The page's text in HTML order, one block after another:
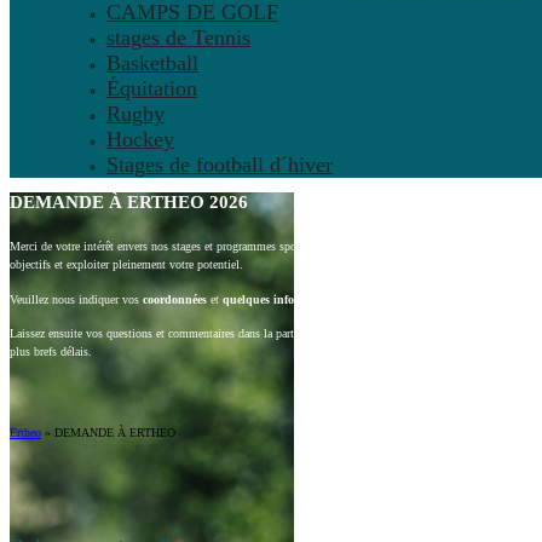
CAMPS DE GOLF
stages de Tennis
Basketball
Équitation
Rugby
Hockey
Stages de football d´hiver
DEMANDE À ERTHEO 2026
Merci de votre intérêt envers nos stages et programmes sportifs. Notre mission est de vous aider à choisir le
objectifs et exploiter pleinement votre potentiel.
Veuillez nous indiquer vos coordonnées et quelques informations à propos de votre enfant
Laissez ensuite vos questions et commentaires dans la partie-ci dessous prévue à cet effet. L’un de nos
plus brefs délais.
Ertheo » DEMANDE À ERTHEO